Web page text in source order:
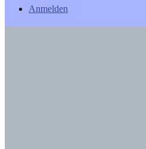
Anmelden